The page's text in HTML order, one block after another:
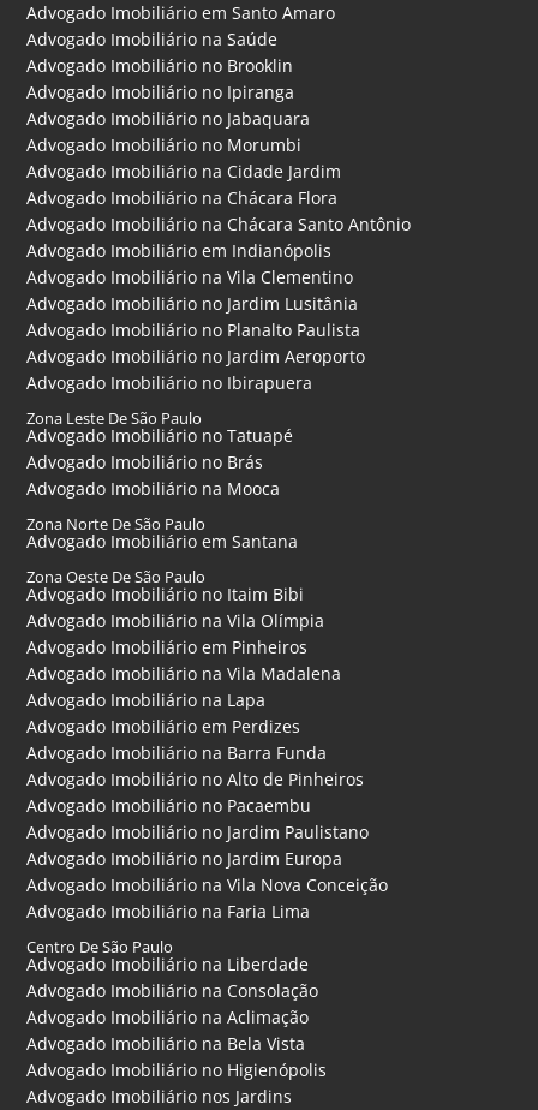
Advogado Imobiliário em Santo Amaro
Advogado Imobiliário na Saúde
Advogado Imobiliário no Brooklin
Advogado Imobiliário no Ipiranga
Advogado Imobiliário no Jabaquara
Advogado Imobiliário no Morumbi
Advogado Imobiliário na Cidade Jardim
Advogado Imobiliário na Chácara Flora
Advogado Imobiliário na Chácara Santo Antônio
Advogado Imobiliário em Indianópolis
Advogado Imobiliário na Vila Clementino
Advogado Imobiliário no Jardim Lusitânia
Advogado Imobiliário no Planalto Paulista
Advogado Imobiliário no Jardim Aeroporto
Advogado Imobiliário no Ibirapuera
Zona Leste De São Paulo
Advogado Imobiliário no Tatuapé
Advogado Imobiliário no Brás
Advogado Imobiliário na Mooca
Zona Norte De São Paulo
Advogado Imobiliário em Santana
Zona Oeste De São Paulo
Advogado Imobiliário no Itaim Bibi
Advogado Imobiliário na Vila Olímpia
Advogado Imobiliário em Pinheiros
Advogado Imobiliário na Vila Madalena
Advogado Imobiliário na Lapa
Advogado Imobiliário em Perdizes
Advogado Imobiliário na Barra Funda
Advogado Imobiliário no Alto de Pinheiros
Advogado Imobiliário no Pacaembu
Advogado Imobiliário no Jardim Paulistano
Advogado Imobiliário no Jardim Europa
Advogado Imobiliário na Vila Nova Conceição
Advogado Imobiliário na Faria Lima
Centro De São Paulo
Advogado Imobiliário na Liberdade
Advogado Imobiliário na Consolação
Advogado Imobiliário na Aclimação
Advogado Imobiliário na Bela Vista
Advogado Imobiliário no Higienópolis
Advogado Imobiliário nos Jardins